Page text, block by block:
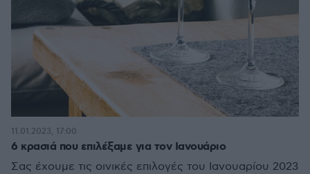
6 κρασιά που επιλέξαμε για τον Iανουάριο
Σας έχουμε τις οινικές επιλογές του Ιανουαρίου 2023
11.01.2023, 17:00